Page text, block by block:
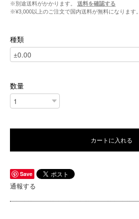
※別途送料がかかります。
送料を確認する
※¥3,000以上のご注文で国内送料が無料になります。
種類
数量
カートに入れる
Save
通報する